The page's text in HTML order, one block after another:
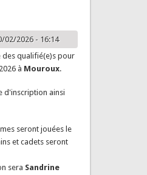
02/2026 - 16:14
des qualifié(e)s pour
2026 à Mouroux.
d'inscription ainsi
seront jouées le
et cadets seront
sera Sandrine